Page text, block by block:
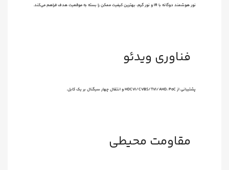
نور هوشمند دوگانه با IR و نور گرم، بهترین کیفیت ممکن را بسته به موقعیت هدف فراهم می‌کند.
فناوری ویدئو
پشتیبانی از HDCVI/CVBS/TVI/AHD، PoC و انتقال چهار سیگنال بر یک کابل.
مقاومت محیطی